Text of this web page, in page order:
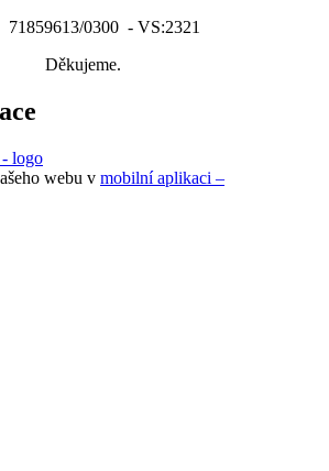
71859613/0300 - VS:2321
Děkujeme.
webu v mobilní aplikaci –